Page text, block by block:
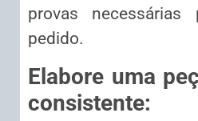
provas necessárias
pedido.
Elabore uma
consistente: